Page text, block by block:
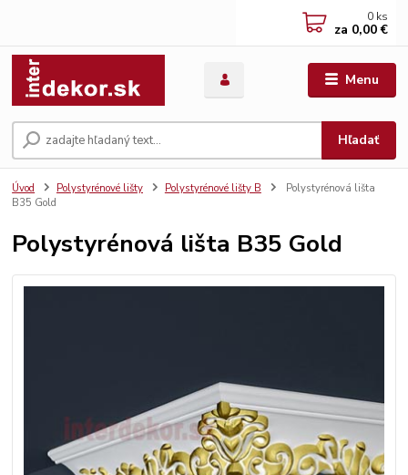
Menu
Hľadať
0 ks
za 0,00 €
Úvod Polystyrénové lišty Polystyrénové lišty B
Polystyrénová lišta
B35 Gold
Polystyrénová lišta B35 Gold